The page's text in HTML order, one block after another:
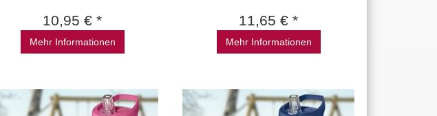
10,95 € *
Mehr Informationen
11,65 € *
Mehr Informationen